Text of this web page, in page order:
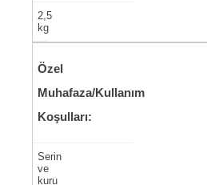
2,5
kg
Özel
Muhafaza/Kullanım
Koşulları:
Serin
ve
kuru